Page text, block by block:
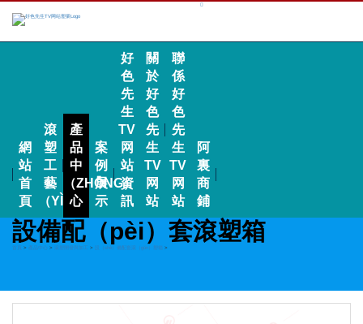
網
站
首
頁
滾
塑
工
藝
（YÌ）
產
品
中
（ZHŌNG）
心
案
例
展
示
好
色
先
生
TV
网
站
資
訊
關
於
好
色
先
生
TV
网
站
聯
係
好
色
先
生
TV
网
站
阿
裏
商
鋪
設備配（pèi）套滾塑箱
首頁 > 產品中心 > 滾塑開發與加工 > 設（shè）備配套滾（gǔn）塑箱 >